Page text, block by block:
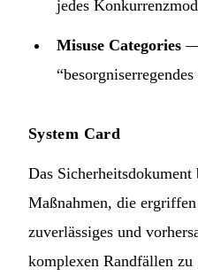
jedes
Misuse Categories —
System Card
Das Sicherheitsdokument
Maßnahmen, die
zuverlässiges und
komplexen Randfällen zu